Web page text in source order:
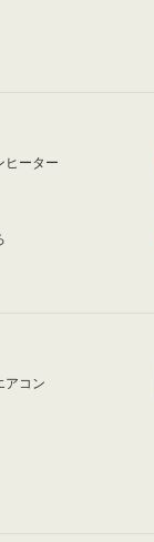
ヒーター
アコン